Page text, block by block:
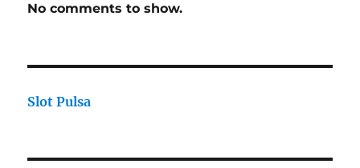
No comments to show.
Slot Pulsa